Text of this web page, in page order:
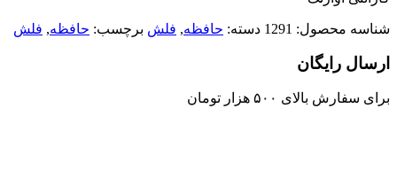
شناسه محصول: 1291 دسته: حافظه, فلش برچسب: حافظه, فلش
ارسال رایگان
برای سفارش‌ بالای ۵۰۰ هزار تومان